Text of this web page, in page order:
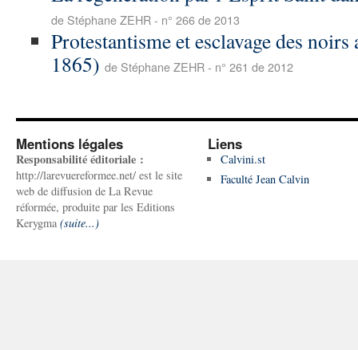
de Stéphane ZEHR - n° 266 de 2013
Protestantisme et esclavage des
1865) de Stéphane ZEHR - n° 261 de 2012
Mentions légales
Responsabilité éditoriale :
http://larevuereformee.net/ est le site
web de diffusion de La Revue
réformée, produite par les Editions
Kerygma (suite...)
Liens
Calvini.st
Faculté Jean Calvin